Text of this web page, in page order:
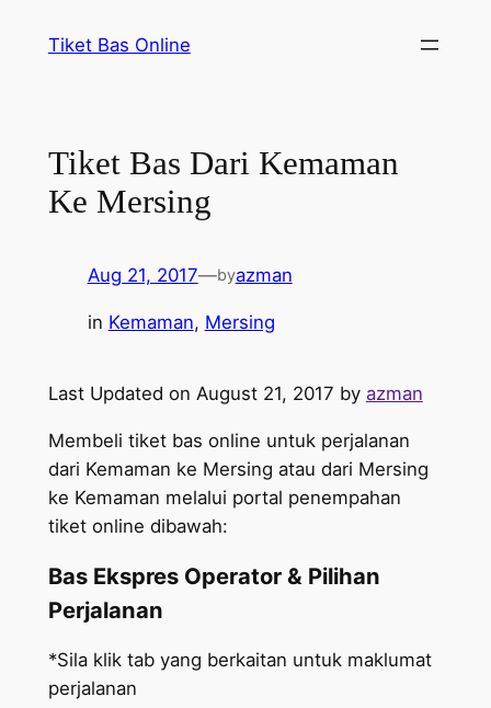
Tiket Bas Online
Tiket Bas Dari Kemaman
Ke Mersing
Aug 21, 2017—byazman
in Kemaman, Mersing
Last Updated on August 21, 2017 by azman
Membeli tiket bas online untuk perjalanan
dari Kemaman ke Mersing atau dari Mersing
ke Kemaman melalui portal penempahan
tiket online dibawah:
Bas Ekspres Operator & Pilihan
Perjalanan
*Sila klik tab yang berkaitan untuk maklumat
perjalanan